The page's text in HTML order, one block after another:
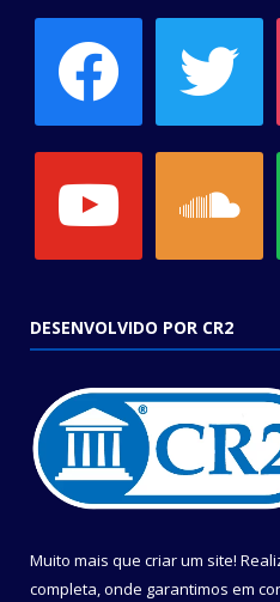
DESENVOLVIDO POR CR2
Muito mais que criar um site!
completa, onde garantimos em